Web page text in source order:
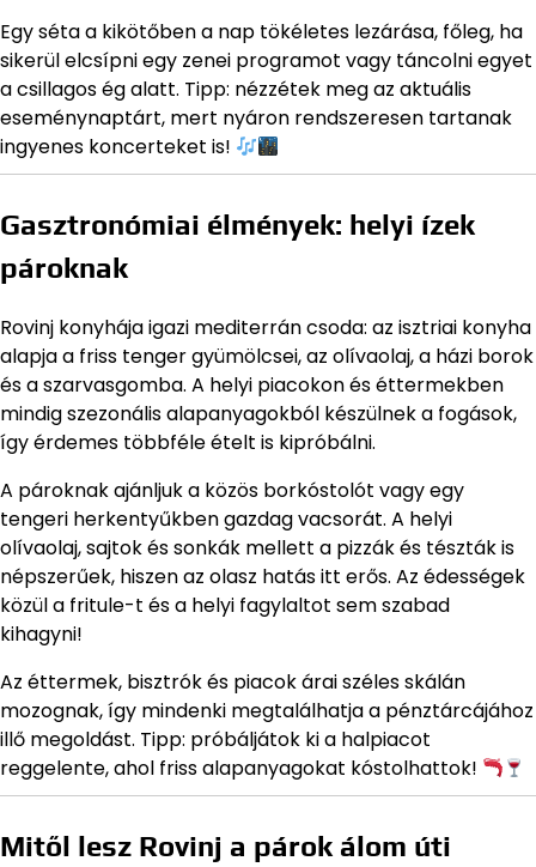
Egy séta a kikötőben a nap tökéletes lezárása, főleg, ha
sikerül elcsípni egy zenei programot vagy táncolni egyet
a csillagos ég alatt. Tipp: nézzétek meg az aktuális
eseménynaptárt, mert nyáron rendszeresen tartanak
ingyenes koncerteket is!
Gasztronómiai élmények: helyi ízek
pároknak
Rovinj konyhája igazi mediterrán csoda: az isztriai konyha
alapja a friss tenger gyümölcsei, az olívaolaj, a házi borok
és a szarvasgomba. A helyi piacokon és éttermekben
mindig szezonális alapanyagokból készülnek a fogások,
így érdemes többféle ételt is kipróbálni.
A pároknak ajánljuk a közös borkóstolót vagy egy
tengeri herkentyűkben gazdag vacsorát. A helyi
olívaolaj, sajtok és sonkák mellett a pizzák és tészták is
népszerűek, hiszen az olasz hatás itt erős. Az édességek
közül a fritule-t és a helyi fagylaltot sem szabad
kihagyni!
Az éttermek, bisztrók és piacok árai széles skálán
mozognak, így mindenki megtalálhatja a pénztárcájához
illő megoldást. Tipp: próbáljátok ki a halpiacot
reggelente, ahol friss alapanyagokat kóstolhattok!
Mitől lesz Rovinj a párok álom úti